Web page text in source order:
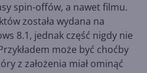
spin-offów, a nawet filmu.
została wydana na
8.1, jednak część nigdy nie
może być choćby
z założenia miał ominąć